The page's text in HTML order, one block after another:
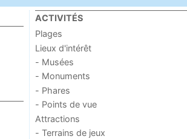
ACTIVITÉS
Plages
Lieux d'intérêt
- Musées
- Monuments
- Phares
- Points de vue
Attractions
- Terrains de jeux